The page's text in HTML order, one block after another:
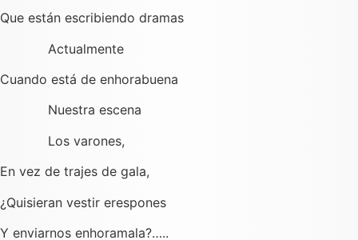
Que están escribiendo dramas
Actualmente
Cuando está de enhorabuena
Nuestra escena
Los varones,
En vez de trajes de gala,
¿Quisieran vestir erespones
Y enviarnos enhoramala?…..